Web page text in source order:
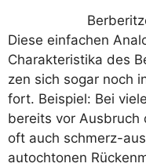
Die­se ein­fa­chen
Cha­rak­te­ris­ti­ka des
zen sich sogar noch
fort. Bei­spiel: Bei
bereits vor Aus­bruch
oft auch schmerz-
auto­ch­to­nen